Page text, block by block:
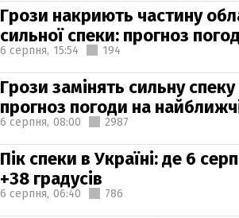
Грози накриють частину
сильної спеки: прогноз
6 серпня, 15:54 194
Грози замінять сильну
прогноз погоди на
6 серпня, 08:00 2987
Пік спеки в Україні: де 6
+38 градусів
6 серпня, 06:40 786